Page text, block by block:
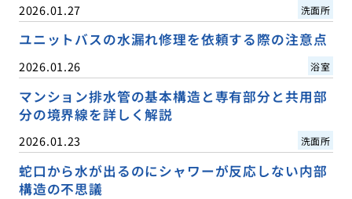
2026.01.27 洗面所
ユニットバスの水漏れ修理を依頼する際の注意点
2026.01.26 浴室
マンション排水管の基本構造と専有部分と共用部
分の境界線を詳しく解説
2026.01.23 洗面所
蛇口から水が出るのにシャワーが反応しない内部
構造の不思議